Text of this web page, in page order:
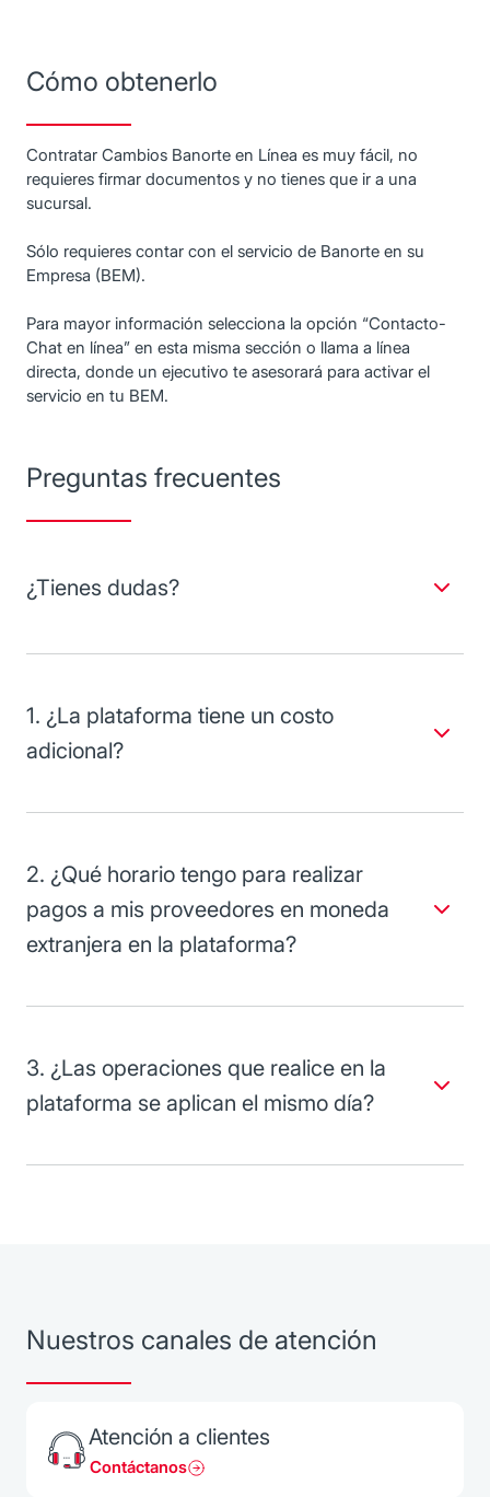
Cómo obtenerlo
Contratar Cambios Banorte en Línea es muy fácil, no
requieres firmar documentos y no tienes que ir a una
sucursal.
Sólo requieres contar con el servicio de Banorte en su
Empresa (BEM).
Para mayor información selecciona la opción “Contacto-
Chat en línea” en esta misma sección o llama a línea
directa, donde un ejecutivo te asesorará para activar el
servicio en tu BEM.
Preguntas frecuentes
¿Tienes dudas?
1. ¿La plataforma tiene un costo
adicional?
2. ¿Qué horario tengo para realizar
pagos a mis proveedores en moneda
extranjera en la plataforma?
3. ¿Las operaciones que realice en la
plataforma se aplican el mismo día?
Nuestros canales de atención
Atención a clientes
Contáctanos